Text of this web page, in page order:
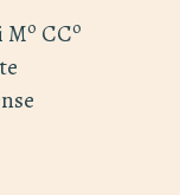
Mo CCo